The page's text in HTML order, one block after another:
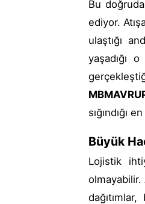
Bu
ediyor.
ulaştığı
yaşadığı
sığındığı
Büyük
Lojistik
olmayabilir.